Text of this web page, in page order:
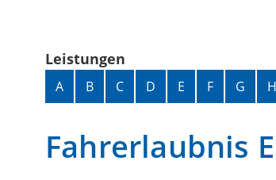
Leistungen
Alphabetisches Register
A B C D E F G H
Fahrerlaubnis